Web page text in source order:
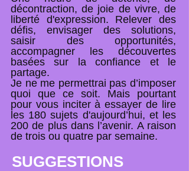
décontraction, de joie de vivre, de
liberté d'expression. Relever des
défis, envisager des solutions,
saisir des opportunités,
accompagner les découvertes
basées sur la confiance et le
partage.
Je ne me permettrai pas d’imposer
quoi que ce soit. Mais pourtant
pour vous inciter à essayer de lire
les 180 sujets d'aujourd’hui, et les
200 de plus dans l’avenir. A raison
de trois ou quatre par semaine.
SUGGESTIONS